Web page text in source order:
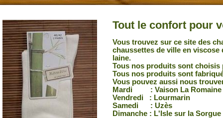
Tout le confort pour
Vous trouvez sur ce site des
chaussettes de ville en
laine.
Tous nos produits sont choisis
Tous nos produits sont
Vous pouvez aussi nous
Mardi : Vaison La Romaine
Vendredi : Lourmarin
Samedi : Uzès
Dimanche : L'Isle sur la Sorgue